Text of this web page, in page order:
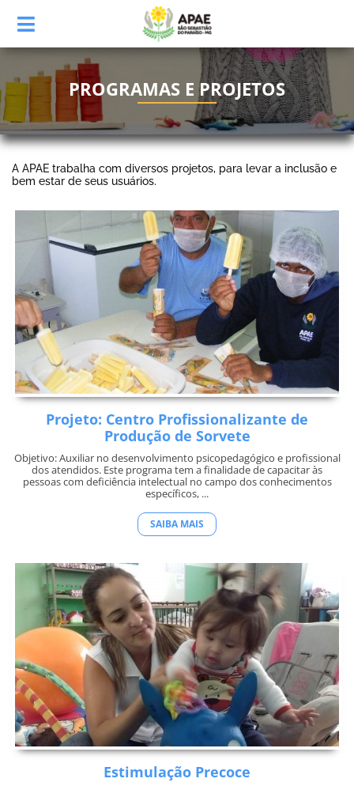
PROGRAMAS E PROJETOS
A APAE trabalha com diversos projetos, para levar a inclusão e
bem estar de seus usuários.
Projeto: Centro Profissionalizante de
Produção de Sorvete
Objetivo: Auxiliar no desenvolvimento psicopedagógico e profissional
dos atendidos. Este programa tem a finalidade de capacitar às
pessoas com deficiência intelectual no campo dos conhecimentos
específicos, ...
SAIBA MAIS
Estimulação Precoce